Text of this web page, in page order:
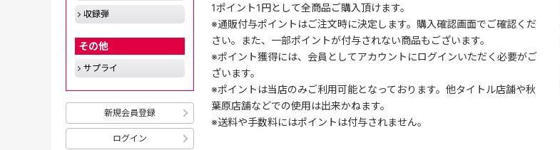
1ポイント1円として全商品ご購入頂けます。
※通販付与ポイントはご注文時に決定します。購入確認画面でご確認くだ
さい。また、一部ポイントが付与されない商品もございます。
※ポイント獲得には、会員としてアカウントにログインいただく必要がご
ざいます。
※ポイントは当店のみご利用可能となっております。他タイトル店舗や秋
葉原店舗などでの使用は出来かねます。
※送料や手数料にはポイントは付与されません。
収録弾
その他
サプライ
新規会員登録
ログイン